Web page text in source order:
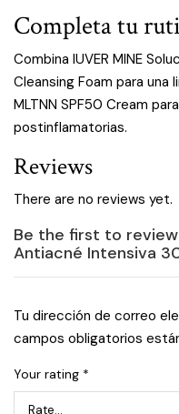
Completa tu
Combina IUVER MINE
Cleansing Foam para una
MLTNN SPF50 Cream
postinflamatorias.
Reviews
There are no reviews yet.
Be the first to review
Antiacné Intensiva
Tu dirección de correo
campos obligatorios
Your rating *